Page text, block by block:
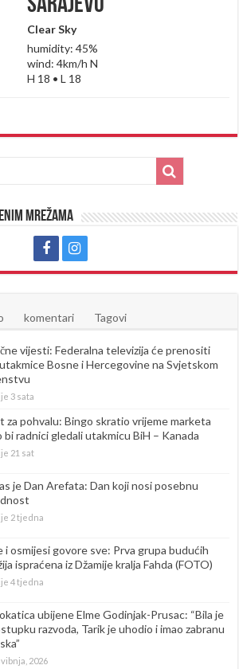
Sarajevo
Clear Sky
humidity: 45%
wind: 4km/h N
H 18 • L 18
mrežama
komentari Tagovi
vijesti: Federalna televizija će prenositi
Bosne i Hercegovine na Svjetskom
3 sata
za pohvalu: Bingo skratio vrijeme marketa
bi radnici gledali utakmicu BiH – Kanada
21 sat
je Dan Arefata: Dan koji nosi posebnu
2 tjedna
i osmijesi govore sve: Prva grupa budućih
ispraćena iz Džamije kralja Fahda (FOTO)
4 tjedna
ubijene Elme Godinjak-Prusac: “Bila je
razvoda, Tarik je uhodio i imao zabranu
2026